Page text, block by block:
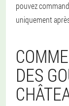
pouvez
uniquement
DES